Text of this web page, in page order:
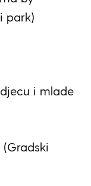
park)
i mlade